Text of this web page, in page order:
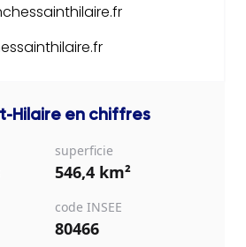
Hilaire en chiffres
superficie
546,4 km²
code INSEE
80466